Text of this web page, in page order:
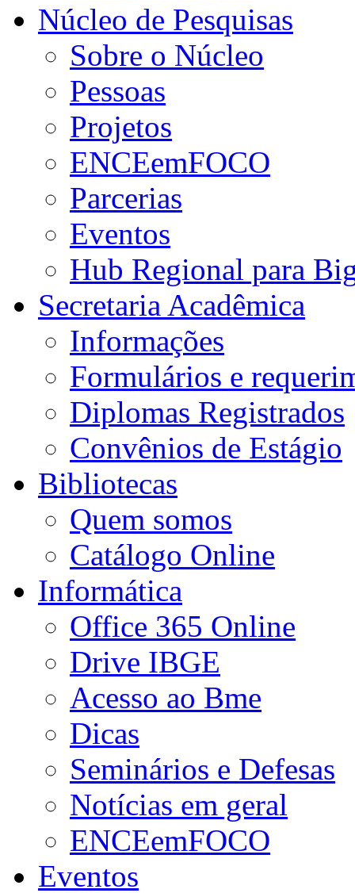
Núcleo de Pesquisas
Sobre o Núcleo
Pessoas
Projetos
ENCEemFOCO
Parcerias
Eventos
Hub Regional para
Secretaria Acadêmica
Informações
Formulários e
Diplomas Registrados
Convênios de Estágio
Bibliotecas
Quem somos
Catálogo Online
Informática
Office 365 Online
Drive IBGE
Acesso ao Bme
Dicas
Seminários e Defesas
Notícias em geral
ENCEemFOCO
Eventos